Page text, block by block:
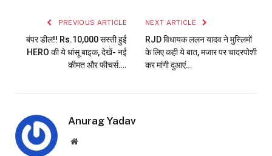
PREVIOUS ARTICLE
बंपर डील!! Rs.10,000 सस्ती हुई
HERO की ये धांसू बाइक, देखें- नई
कीमत और फीचर्स….
NEXT ARTICLE
RJD विधायक ललन यादव ने मुस्लिमों
के लिए कही ये बात, मजार पर चादरपोशी
कर मांगी दुआएं…
Anurag Yadav
Website